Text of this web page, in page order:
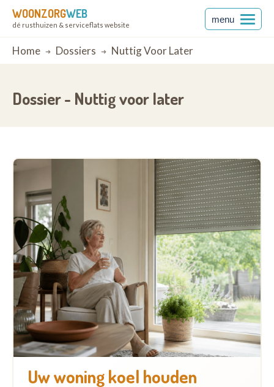
WOONZORGWEB
dé rusthuizen & serviceflats website
menu
Breadcrumb
Home Dossiers Nuttig Voor Later
Dossier - Nuttig voor later
Uw woning koel houden